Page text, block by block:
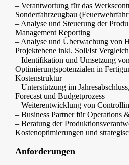
– Verantwortung für das
Sonderfahrzeugbau
– Analyse und Steuerung der
Management Reporting
– Analyse und Überwachung von
Projektebene inkl. Soll/Ist Vergleich
– Identifikation und Umsetzung von
Optimierungspotenzialen in
Kostenstruktur
– Unterstützung im
Forecast und Budgetprozess
– Weiterentwicklung von
– Business Partner für Operations
– Beratung der
Kostenoptimierungen und
Anforderungen